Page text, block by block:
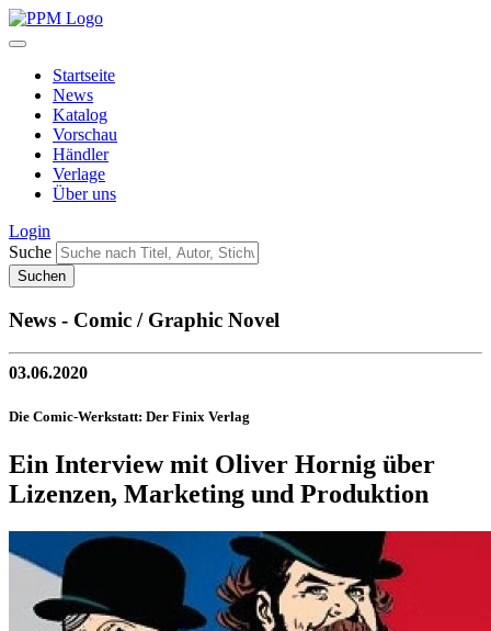
Startseite
News
Katalog
Vorschau
Händler
Verlage
Über uns
Login
Suche
News - Comic / Graphic Novel
03.06.2020
Die Comic-Werkstatt: Der Finix Verlag
Ein Interview mit Oliver Hornig über
Lizenzen, Marketing und Produktion